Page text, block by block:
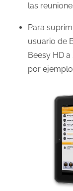
las
Para
usuario de
Beesy HD
por